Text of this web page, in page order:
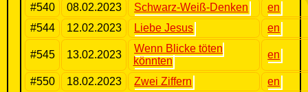
#540
08.02.2023 Schwarz-Weiß-Denken
en
#544
12.02.2023 Liebe Jesus en
#545 13.02.2023
Wenn Blicke töten
könnten
en
#550 18.02.2023 Zwei Ziffern
en